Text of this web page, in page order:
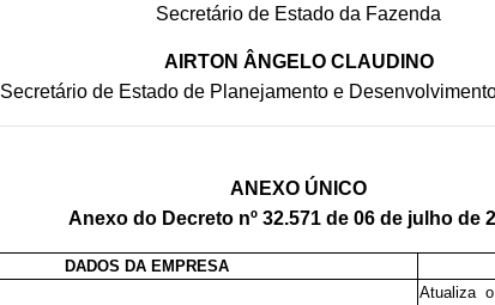
Secretário de Estado da Fazenda
AIRTON ÂNGELO CLAUDINO
Secretário de Estado de Planejamento e
ANEXO ÚNICO
Anexo do Decreto nº 32.571 de 06 de julho de
DADOS DA EMPRESA
Atualiza